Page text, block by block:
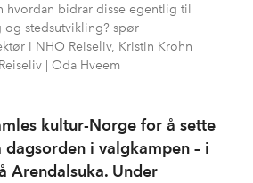
hvordan bidrar disse egentlig til
og stedsutvikling? spør
i NHO Reiseliv, Kristin Krohn
| Oda Hveem
kultur-Norge for å sette
i valgkampen – i
Arendalsuka. Under